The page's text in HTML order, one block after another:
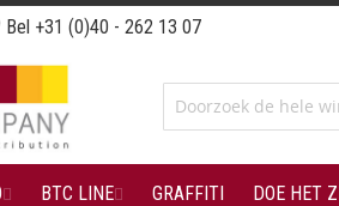
Bel +31 (0)40 - 262 13 07
BTC LINE GRAFFITI DOE HET